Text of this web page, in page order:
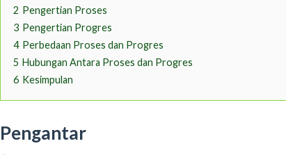
2 Pengertian Proses
3 Pengertian Progres
4 Perbedaan Proses dan Progres
5 Hubungan Antara Proses dan Progres
6 Kesimpulan
Pengantar